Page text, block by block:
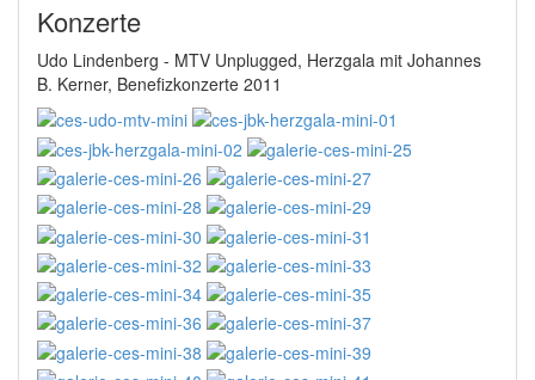
Konzerte
Udo Lindenberg - MTV Unplugged, Herzgala mit Johannes
B. Kerner, Benefizkonzerte 2011